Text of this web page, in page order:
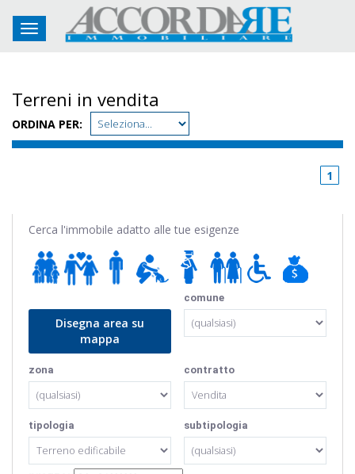
Toggle navigation
Terreni in vendita
ORDINA PER:
1
Cerca l'immobile adatto alle tue esigenze
Disegna area su
mappa
comune
zona contratto
tipologia subtipologia